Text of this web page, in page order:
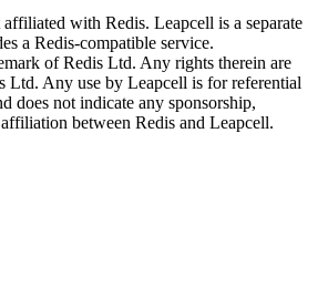
with Redis. Leapcell is a separate
a Redis-compatible service.
of Redis Ltd. Any rights therein are
Ltd. Any use by Leapcell is for referential
does not indicate any sponsorship,
between Redis and Leapcell.